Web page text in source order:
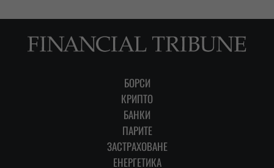
БОРСИ
КРИПТО
БАНКИ
ПАРИТЕ
ЗАСТРАХОВАНЕ
ЕНЕРГЕТИКА